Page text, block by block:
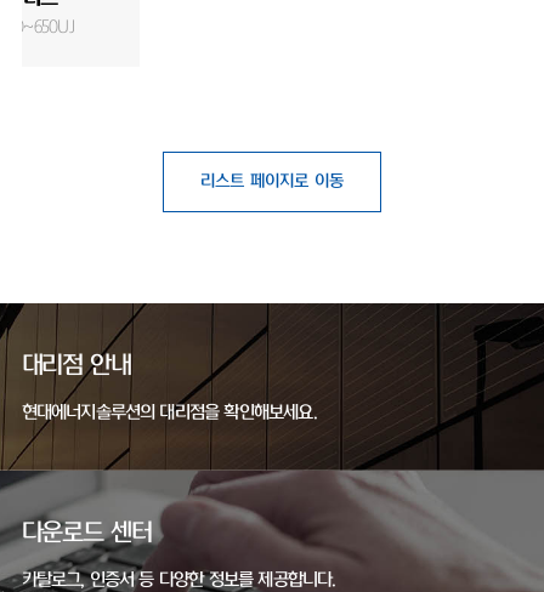
리스트 페이지로 이동
대리점 안내
현대에너지솔루션의 대리점을 확인해보세요.
다운로드 센터
카탈로그, 인증서 등 다양한 정보를 제공합니다.